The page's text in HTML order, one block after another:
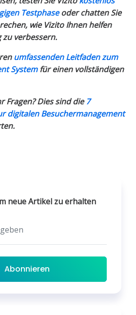
Testphaseoder chatten Sie
wie Vizito Ihnen helfen
zu verbessern.
umfassenden Leitfaden zum
Systemfür einen vollständigen
Fragen? Dies sind die7
digitalen Besuchermanagement
neue Artikel zu erhalten
Abonnieren